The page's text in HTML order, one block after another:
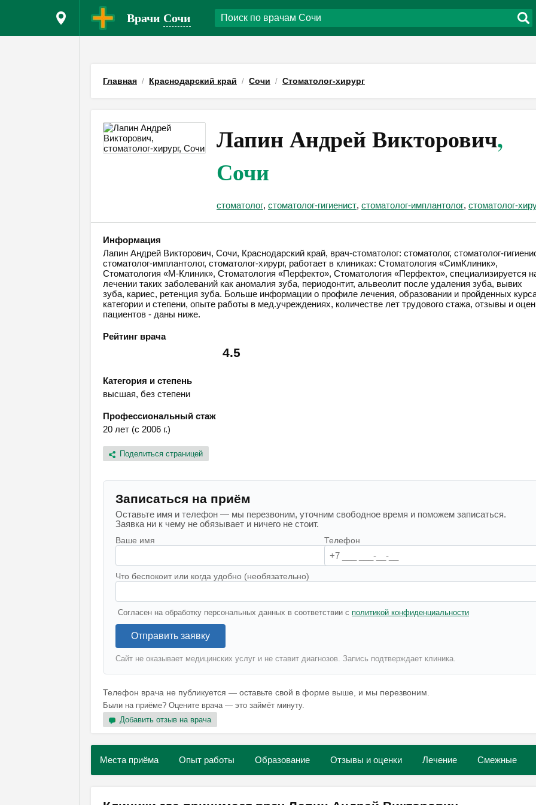
Врачи Сочи
Главная Краснодарский край Сочи Стоматолог-хирург
Лапин Андрей Викторович,
Сочи
стоматолог, стоматолог-гигиенист, стоматолог-имплантолог, стоматолог-
Информация
Лапин Андрей Викторович, Сочи, Краснодарский край, врач-стоматолог: стоматолог, стоматолог-
стоматолог-имплантолог, стоматолог-хирург, работает в клиниках: Стоматология «СимКлиник»,
Стоматология «М-Клиник», Стоматология «Перфекто», Стоматология «Перфекто», специализируется
лечении таких заболеваний как аномалия зуба, периодонтит, альвеолит после удаления зуба, вывих
зуба, кариес, ретенция зуба. Больше информации о профиле лечения, образовании и пройденных
категории и степени, опыте работы в мед.учреждениях, количестве лет трудового стажа, отзывы и
пациентов - даны ниже.
Рейтинг врача
4.5
Категория и степень
высшая, без степени
Профессиональный стаж
20 лет (с 2006 г.)
Поделиться страницей
Записаться на приём
Оставьте имя и телефон — мы перезвоним, уточним свободное время и поможем записаться.
Заявка ни к чему не обязывает и ничего не стоит.
Ваше имя Телефон
Что беспокоит или когда удобно (необязательно)
Согласен на обработку персональных данных в соответствии с политикой конфиденциальности
Отправить заявку
Сайт не оказывает медицинских услуг и не ставит диагнозов. Запись подтверждает клиника.
Телефон врача не публикуется — оставьте свой в форме выше, и мы перезвоним.
Были на приёме? Оцените врача — это займёт минуту.
Добавить отзыв на врача
Места приёма Опыт работы Образование Отзывы и оценки Лечение Смежные